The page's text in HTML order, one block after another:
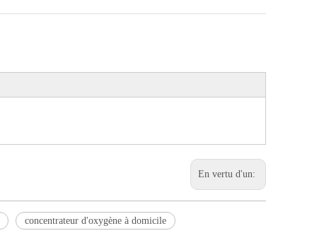
En vertu d'un:
concentrateur d'oxygène à domicile